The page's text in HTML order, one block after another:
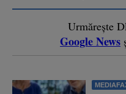
Urmărește
Google News